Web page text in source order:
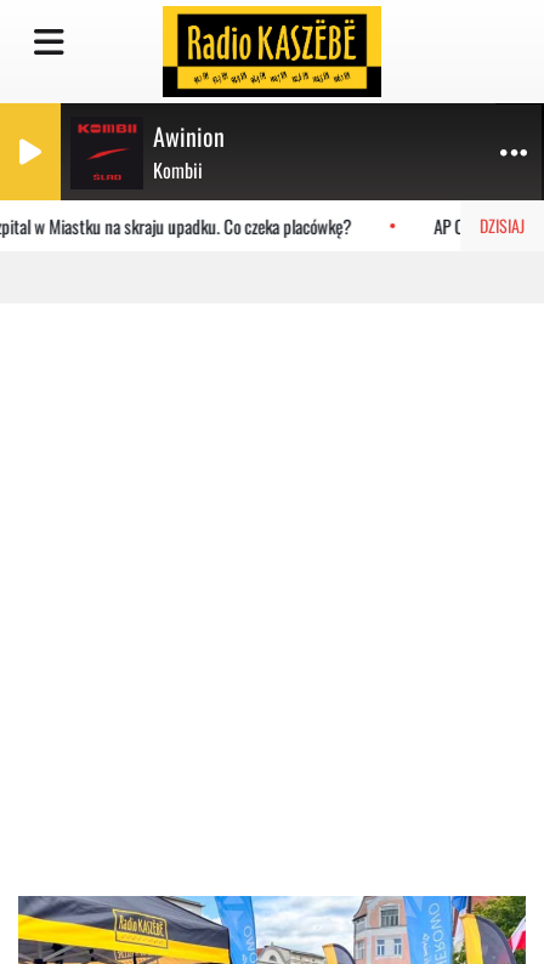
Awinion
Kombii
DZISIAJ
skraju upadku. Co czeka placówkę? AP Orlen GDAŃSK podejmuje